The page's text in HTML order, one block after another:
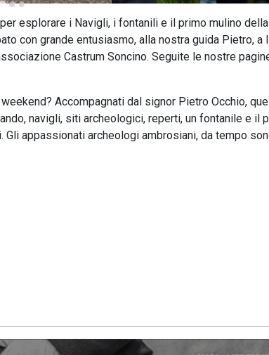
esplorare i Navigli, i fontanili e il primo mulino
con grande entusiasmo, alla nostra guida Pietro, a
Castrum Soncino. Seguite le nostre
Accompagnati dal signor Pietro Occhio,
navigli, siti archeologici, reperti, un fontanile e il
appassionati archeologi ambrosiani, da tempo